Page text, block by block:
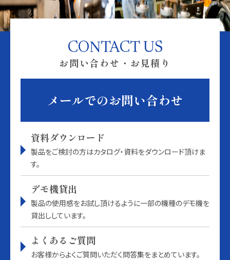
CONTACT US
お問い合わせ・お見積り
メールでのお問い合わせ
資料ダウンロード
製品をご検討の方はカタログ・資料をダウンロード頂けま
す。
デモ機貸出
製品の使用感をお試し頂けるように一部の機種のデモ機を
貸出ししています。
よくあるご質問
お客様からよくご質問いただく問答集をまとめています。